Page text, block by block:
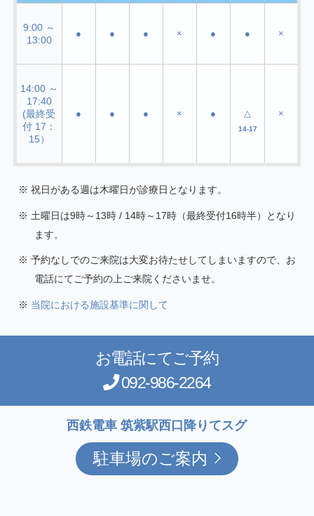
9:00 ～
13:00
● ● ● × ● ● ×
14:00 ～
17:40
(最終受
付 17：
15）
● ● ● × ● △
14-17
×
祝日がある週は木曜日が診療日となります。
土曜日は9時～13時 / 14時～17時（最終受付16時半）となり
ます。
予約なしでのご来院は大変お待たせしてしまいますので、お
電話にてご予約の上ご来院くださいませ。
当院における施設基準に関して
お電話にてご予約
092-986-2264
西鉄電車 筑紫駅西口降りてスグ
駐車場のご案内